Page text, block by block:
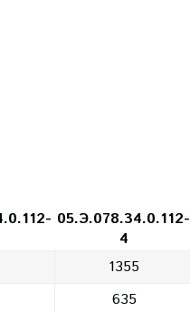
05.Э.078.34.0.112-
4
1355
635